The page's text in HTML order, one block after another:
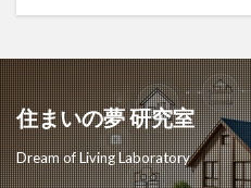
住まいの夢 研究室
Dream of Living Laboratory